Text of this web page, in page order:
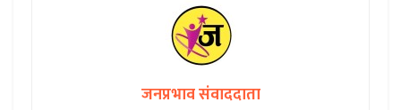
जनप्रभाव संवाददाता